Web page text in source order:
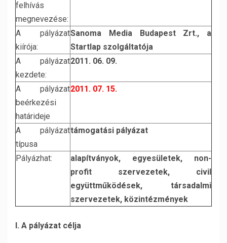
felhívás
megnevezése:
A pályázat
kiírója:
Sanoma Media Budapest Zrt., a
Startlap szolgáltatója
A pályázat
kezdete:
2011. 06. 09.
A pályázat
beérkezési
határideje
2011. 07. 15.
A pályázat
típusa
támogatási pályázat
Pályázhat: alapítványok, egyesületek, non-
profit szervezetek, civil
együttműködések, társadalmi
szervezetek, közintézmények
I. A pályázat célja